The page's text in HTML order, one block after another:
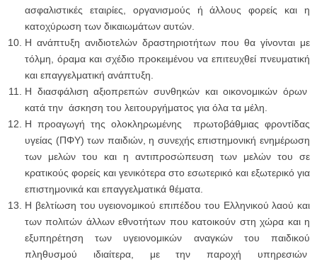
ασφαλιστικές εταιρίες, οργανισμούς ή άλλους φορείς και η
κατοχύρωση των δικαιωμάτων αυτών.
Η ανάπτυξη ανιδιοτελών δραστηριοτήτων που θα γίνονται με
τόλμη, όραμα και σχέδιο προκειμένου να επιτευχθεί πνευματική
και επαγγελματική ανάπτυξη.
Η διασφάλιση αξιοπρεπών συνθηκών και οικονομικών όρων
κατά την άσκηση του λειτουργήματος για όλα τα μέλη.
Η προαγωγή της ολοκληρωμένης πρωτοβάθμιας φροντίδας
υγείας (ΠΦΥ) των παιδιών, η συνεχής επιστημονική ενημέρωση
των μελών του και η αντιπροσώπευση των μελών του σε
κρατικούς φορείς και γενικότερα στο εσωτερικό και εξωτερικό για
επιστημονικά και επαγγελματικά θέματα.
Η βελτίωση του υγειονομικού επιπέδου του Ελληνικού λαού και
των πολιτών άλλων εθνοτήτων που κατοικούν στη χώρα και η
εξυπηρέτηση των υγειονομικών αναγκών του παιδικού
πληθυσμού ιδιαίτερα, με την παροχή υπηρεσιών